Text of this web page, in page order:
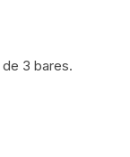
3 bares.